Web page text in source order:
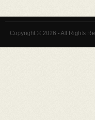
Copyright © 2026 - All Rights